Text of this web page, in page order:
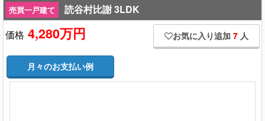
売買一戸建て
読谷村比謝 3LDK
価格 4,280万円 お気に入り追加 7 人
月々のお支払い例